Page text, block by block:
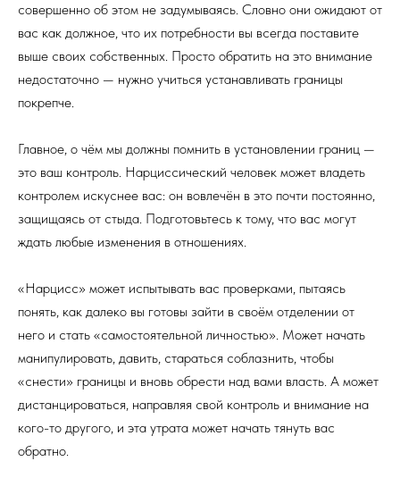
совершенно об этом не задумываясь. Словно они ожидают от
вас как должное, что их потребности вы всегда поставите
выше своих собственных. Просто обратить на это внимание
недостаточно — нужно учиться устанавливать границы
покрепче.
Главное, о чём мы должны помнить в установлении границ —
это ваш контроль. Нарциссический человек может владеть
контролем искуснее вас: он вовлечён в это почти постоянно,
защищаясь от стыда. Подготовьтесь к тому, что вас могут
ждать любые изменения в отношениях.
«Нарцисс» может испытывать вас проверками, пытаясь
понять, как далеко вы готовы зайти в своём отделении от
него и стать «самостоятельной личностью». Может начать
манипулировать, давить, стараться соблазнить, чтобы
«снести» границы и вновь обрести над вами власть. А может
дистанцироваться, направляя свой контроль и внимание на
кого-то другого, и эта утрата может начать тянуть вас
обратно.